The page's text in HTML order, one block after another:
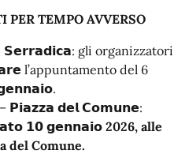
PER TEMPO AVVERSO
gli organizzatori
l’appuntamento del 6
𝗣𝗶𝗮𝘇𝘇𝗮 𝗱𝗲𝗹 𝗖𝗼𝗺𝘂𝗻𝗲:
𝟭𝟬 𝗴𝗲𝗻𝗻𝗮𝗶𝗼 2026, alle
del Comune.